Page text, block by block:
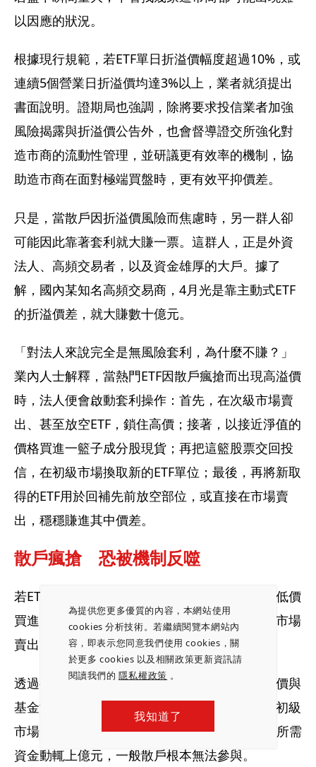
為提供您更多優質的內容，本網站使用
cookies 分析技術。若繼續閱覽本網站內
容，即表示您同意我們使用 cookies，關
於更多 cookies 以及相關政策更新資訊請
閱讀我們的隱私權政策 。
我知道了
以因應的狀況。
根據現行規範，若ETF單日折溢價幅度超過10%，或
連續5個營業日折溢價均達3%以上，業者就須提出
書面說明。證期局也強調，除將要求投信業者加強
風險揭露與折溢價公告外，也會督導證交所強化對
造市商的流動性管理，並研議更有效率的機制，協
助造市商在面對極端買盤時，更有效平抑價差。
只是，當散戶因折溢價風險而焦慮時，另一群人卻
可能因此靠著套利就大賺一票。這群人，正是外資
法人、高頻交易者，以及資金雄厚的大戶。據了
解，國內某知名高頻交易商，4月光是靠主動式ETF
的折溢價差，就大賺數十億元。
「對法人來說完全是無風險套利，為什麼不賺？」
業內人士解釋，當熱門ETF因散戶瘋搶而出現高溢價
時，法人便會啟動套利操作：首先，在次級市場賣
出、甚至放空ETF，鎖住高價；接著，以接近淨值的
價格買進一籃子成分股現貨；再把這籃股票交回投
信，在初級市場換取新的ETF單位；最後，再將新取
得的ETF用於回補先前放空部位，或直接在市場賣
出，穩穩賺進其中價差。
散戶瘋搶　恐被機制反噬
若ETF出現折價，法人則會反向操作：先在市場低價
買進ETF，再拆解成分股，以較高價格丟到次級市場
賣出，同樣能賺取無風險價差。
透過初級市場與次級市場間的來回操作，ETF市價與
基金淨值才得以逐步收斂。不過，由於國內ETF初級
市場申贖實務上都是以500張為一個基本單位，所需
資金動輒上億元，一般散戶根本無法參與。